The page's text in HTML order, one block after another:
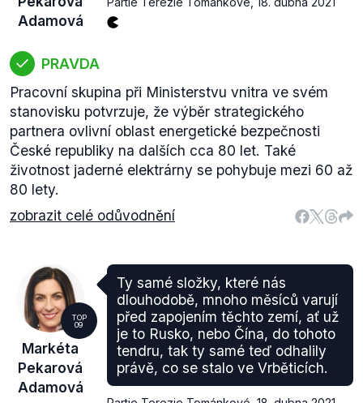
Adamová
PRAVDA
Pracovní skupina při Ministerstvu vnitra ve svém
stanovisku potvrzuje, že výběr strategického
partnera ovlivní oblast energetické bezpečnosti
České republiky na dalších cca 80 let. Také
životnost jaderné elektrárny se pohybuje mezi 60 až
80 lety.
zobrazit celé odůvodnění
TOP
09
Markéta
Pekarová
Adamová
Ty samé složky, které nás
dlouhodobě, mnoho měsíců varují
před zapojením těchto zemí, ať už
je to Rusko, nebo Čína, do tohoto
tendru, tak ty samé teď odhalily
právě, co se stalo ve Vrběticích.